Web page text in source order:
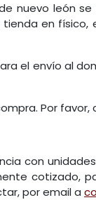
nuevo león
en
el envío al
Por
con
cotizado,
por email a